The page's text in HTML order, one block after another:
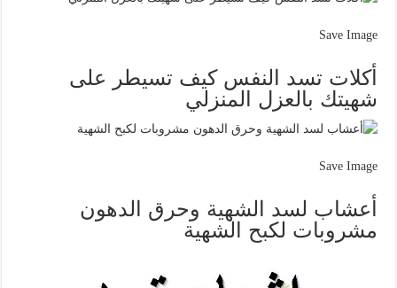
Save Image
أكلات تسد النفس كيف تسيطر على
شهيتك بالعزل المنزلي
Save Image
أعشاب لسد الشهية وحرق الدهون
مشروبات لكبح الشهية